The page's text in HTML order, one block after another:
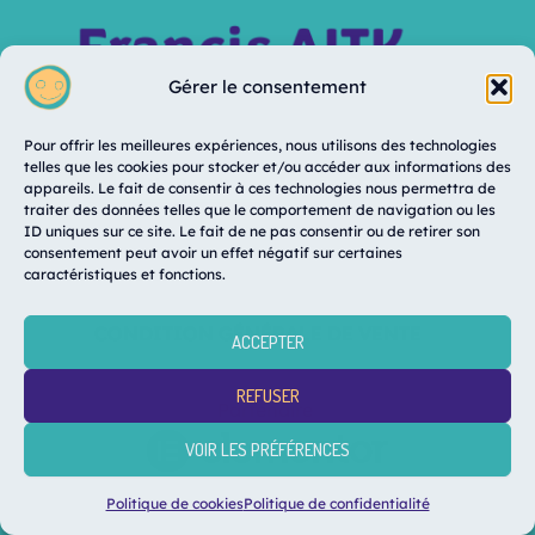
Gérer le consentement
Pour offrir les meilleures expériences, nous utilisons des technologies
telles que les cookies pour stocker et/ou accéder aux informations des
appareils. Le fait de consentir à ces technologies nous permettra de
traiter des données telles que le comportement de navigation ou les
ID uniques sur ce site. Le fait de ne pas consentir ou de retirer son
consentement peut avoir un effet négatif sur certaines
caractéristiques et fonctions.
ACCEPTER
REFUSER
VOIR LES PRÉFÉRENCES
Politique de cookiesPolitique de confidentialité
No Result Website Carbon
CONDITION GÉNÉRALE DE VENTE
Partenaire